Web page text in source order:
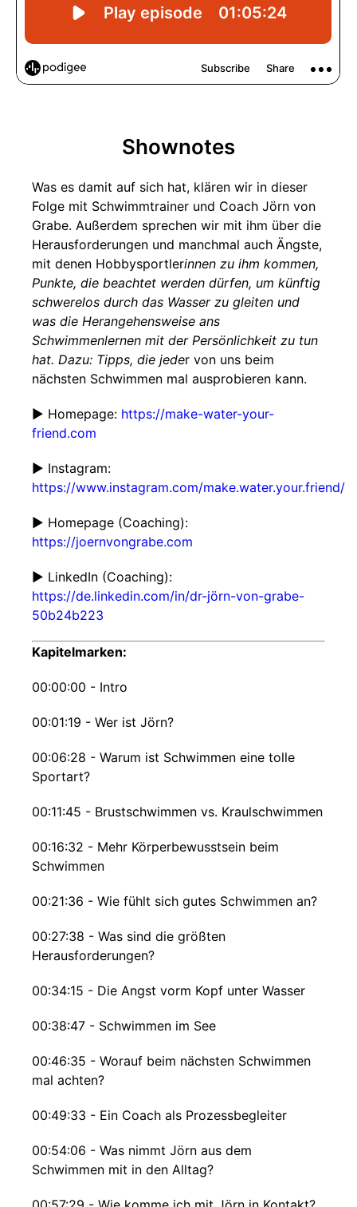
Shownotes
Was es damit auf sich hat, klären wir in dieser
Folge mit Schwimmtrainer und Coach Jörn von
Grabe. Außerdem sprechen wir mit ihm über die
Herausforderungen und manchmal auch Ängste,
mit denen Hobbysportlerinnen zu ihm kommen,
Punkte, die beachtet werden dürfen, um künftig
schwerelos durch das Wasser zu gleiten und
was die Herangehensweise ans
Schwimmenlernen mit der Persönlichkeit zu tun
hat. Dazu: Tipps, die jeder von uns beim
nächsten Schwimmen mal ausprobieren kann.
▶ Homepage: https://make-water-your-
friend.com
▶ Instagram:
https://www.instagram.com/make.water.your.friend/
▶ Homepage (Coaching):
https://joernvongrabe.com
▶ LinkedIn (Coaching):
https://de.linkedin.com/in/dr-jörn-von-grabe-
50b24b223
Kapitelmarken:
00:00:00 - Intro
00:01:19 - Wer ist Jörn?
00:06:28 - Warum ist Schwimmen eine tolle
Sportart?
00:11:45 - Brustschwimmen vs. Kraulschwimmen
00:16:32 - Mehr Körperbewusstsein beim
Schwimmen
00:21:36 - Wie fühlt sich gutes Schwimmen an?
00:27:38 - Was sind die größten
Herausforderungen?
00:34:15 - Die Angst vorm Kopf unter Wasser
00:38:47 - Schwimmen im See
00:46:35 - Worauf beim nächsten Schwimmen
mal achten?
00:49:33 - Ein Coach als Prozessbegleiter
00:54:06 - Was nimmt Jörn aus dem
Schwimmen mit in den Alltag?